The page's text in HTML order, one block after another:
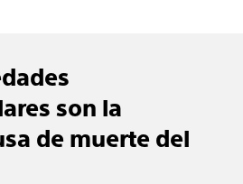
son la
de muerte del